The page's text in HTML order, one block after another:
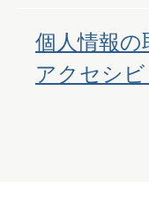
個人情報の
アクセシ